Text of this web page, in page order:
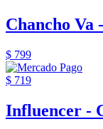
Chancho Va
$ 799
$ 719
Influencer -